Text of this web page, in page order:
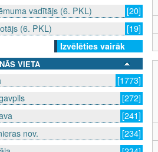
vadītājs (6. PKL)
[20]
(6. PKL)
[19]
Izvēlēties vairāk
VIETA
[1773]
[272]
[241]
nov.
[234]